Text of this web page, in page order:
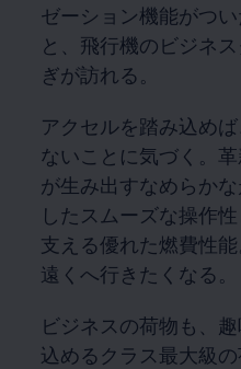
ゼーション機能がつ
と、飛行機のビジネ
ぎが訪れる。
アクセルを踏み込め
ないことに気づく。
が生み出すなめらか
したスムーズな操作
支える優れた燃費性
遠くへ行きたくなる。
ビジネスの荷物も、
込めるクラス最大級